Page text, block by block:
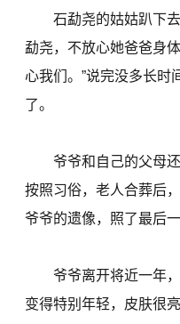
石勐尧的姑姑趴下去
勐尧，不放心她爸爸身
心我们。”说完没多长时
了。
爷爷和自己的父母还
按照习俗，老人合葬后
爷爷的遗像，照了最后
爷爷离开将近一年，
变得特别年轻，皮肤很